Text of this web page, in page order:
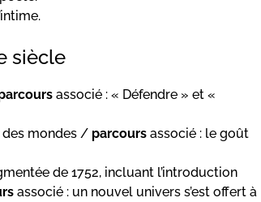
siècle
associé : « Défendre » et «
des mondes / parcours associé : le goût
de 1752, incluant l’introduction
associé : un nouvel univers s’est offert à